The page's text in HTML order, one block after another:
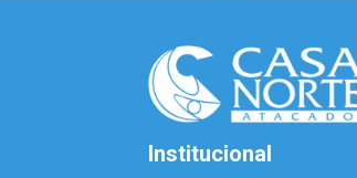
Institucional